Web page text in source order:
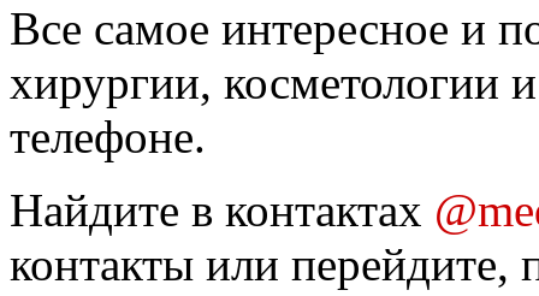
Все самое интересное и
хирургии, косметологии
телефоне.
Найдите в контактах
контакты или перейдите,